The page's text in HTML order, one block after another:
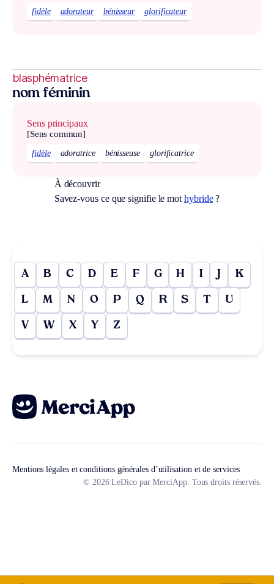
fidèle adorateur bénisseur glorificateur
blasphématrice
nom féminin
Sens principaux
[Sens commun]
fidèle adoratrice bénisseuse glorificatrice
À découvrir
Savez-vous ce que signifie le mot hybride?
A B C D E F G H I J K
L M N O P Q R S T U
V W X Y Z
Mentions légales et conditions générales d’utilisation et de services
© 2026 LeDico par MerciApp. Tous droits réservés.